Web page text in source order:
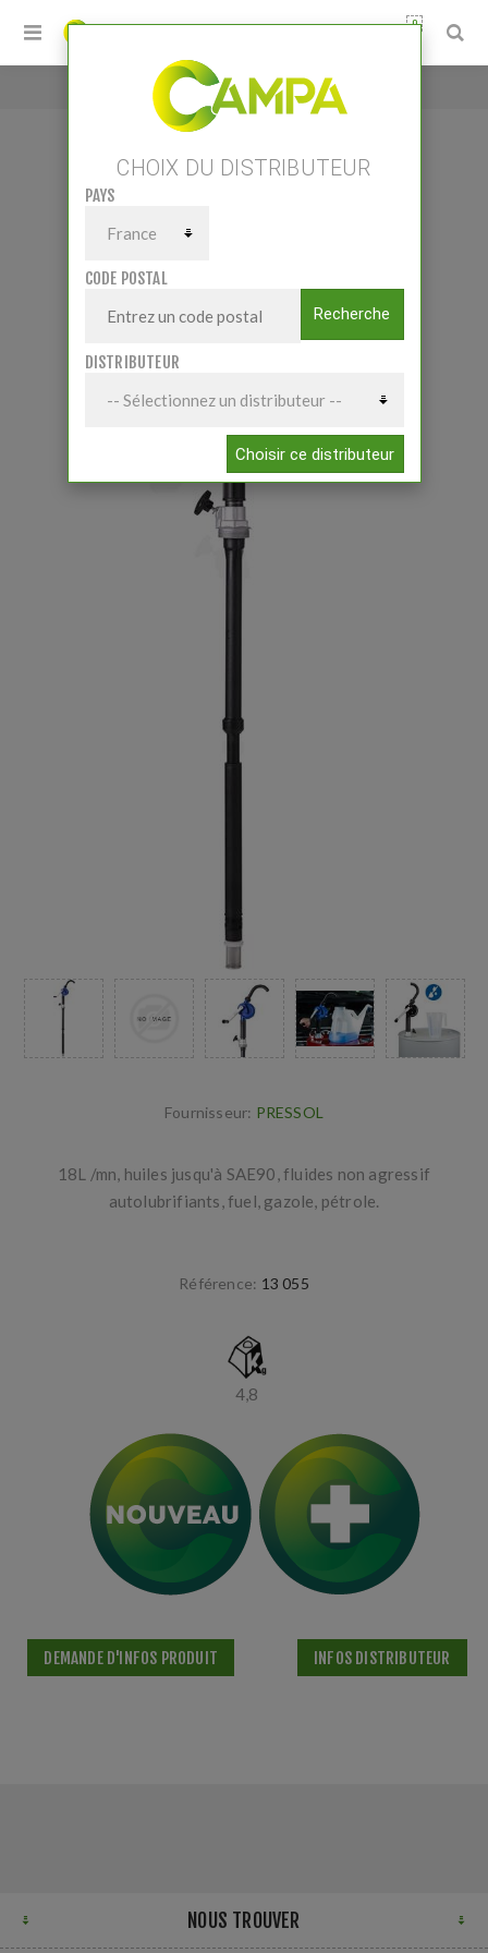
0
POMPE ROTATIVE MULTI FLUIDE
POMPE ROTATIVE MULTI FLUIDE
Fournisseur: PRESSOL
18L /mn, huiles jusqu'à SAE90, fluides non agressif
autolubrifiants, fuel, gazole, pétrole.
Référence: 13 055
4,8
DEMANDE D'INFOS PRODUIT INFOS DISTRIBUTEUR
NOUS TROUVER
CHOIX DU DISTRIBUTEUR
PAYS
CODE POSTAL
Recherche
DISTRIBUTEUR
Choisir ce distributeur